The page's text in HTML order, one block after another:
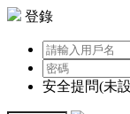
登錄
安全提問(未